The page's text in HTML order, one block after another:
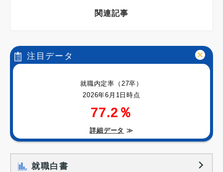
関連記事
注目データ
就職内定率（27卒）
2026年6月1日時点
77.2％
詳細データ ≫
就職白書